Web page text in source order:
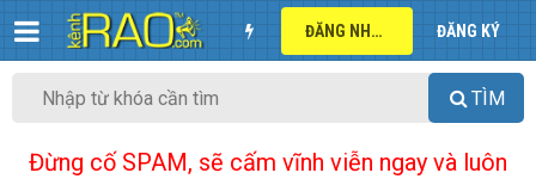
ĐĂNG NHẬP ĐĂNG KÝ
TÌM
Đừng cố SPAM, sẽ cấm vĩnh viễn ngay và luôn